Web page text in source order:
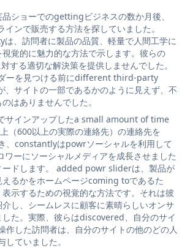
ショーでのgettingビジネスの数か月後、
ンで販売する方法を探していました。
、訪問者に製品の品質、軽量で人間工学に
覚的に魅力的な方法で示します。彼らの
する適切な解決策を提供しませんでした。
ーを見つける前にdifferent third-party
、サイトの一部であるかのように見えず、不
はありませんでした。
サインアップしたa small amount of time
（600以上の実際の連絡先）の連絡先を
、constantlyはpowrソーシャルを利用して
ワーにソーシャルメディアを成長させました
ードします。 added powr sliderは、製品が
るかをホームページcoming toであるた
示するための視覚的な方法です。それは彼
し、シームレスに顧客に素晴らしいオンサ
た。実際、彼らはdiscovered、自分のサイ
作した訪問者は、自分のサイトの他のどの人
していました。